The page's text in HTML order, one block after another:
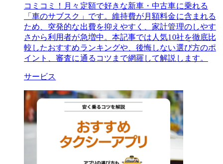
コミコミ！月々定額で好きな新車・中古車に乗れる
「車のサブスク」です。維持費が月額料金に含まれる
ため、突発的な出費を抑えやすく、家計管理のしやす
さから利用者が急増中。本記事では人気10社を徹底比
較したおすすめランキングや、後悔しない選び方のポ
イント、審査に通るコツまで網羅して解説します。
サービス